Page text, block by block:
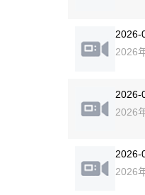
2026-
2026
2026-
2026
2026-
2026